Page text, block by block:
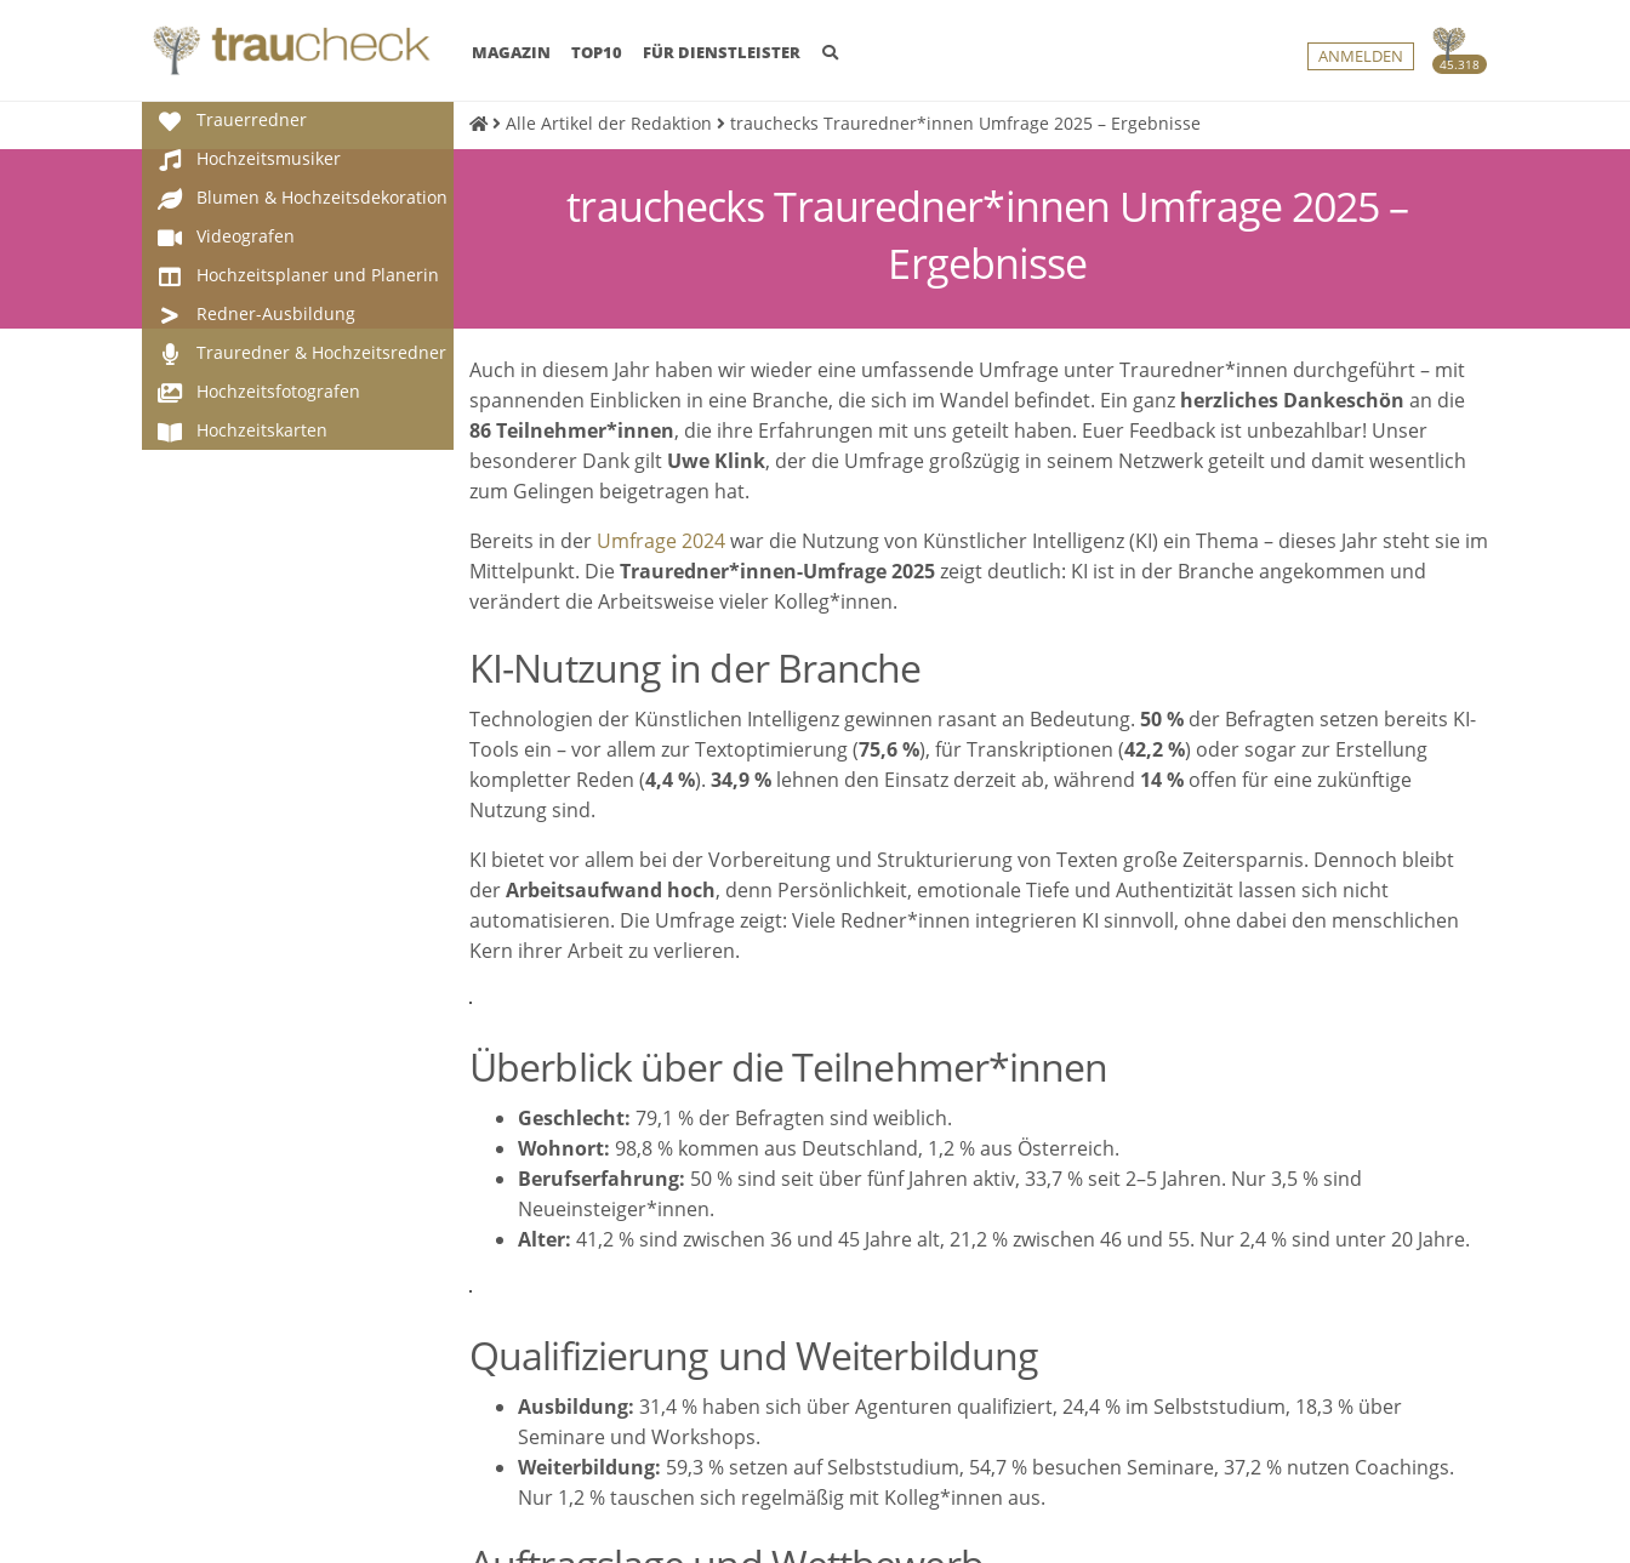
45.318
MAGAZIN (CURRENT)
TOP10 FÜR DIENSTLEISTER ANMELDEN
Trauerredner
Hochzeitsmusiker
Blumen & Hochzeitsdekoration
Videografen
Hochzeitsplaner und Planerin
Redner-Ausbildung
Trauredner & Hochzeitsredner
Hochzeitsfotografen
Hochzeitskarten
Alle Artikel der Redaktion trauchecks Trauredner*innen Umfrage 2025 – Ergebnisse
trauchecks Trauredner*innen Umfrage 2025 –
Ergebnisse
Auch in diesem Jahr haben wir wieder eine umfassende Umfrage unter Trauredner*innen durchgeführt – mit
spannenden Einblicken in eine Branche, die sich im Wandel befindet. Ein ganz herzliches Dankeschön an die
86 Teilnehmer*innen, die ihre Erfahrungen mit uns geteilt haben. Euer Feedback ist unbezahlbar! Unser
besonderer Dank gilt Uwe Klink, der die Umfrage großzügig in seinem Netzwerk geteilt und damit wesentlich
zum Gelingen beigetragen hat.
Bereits in der Umfrage 2024war die Nutzung von Künstlicher Intelligenz (KI) ein Thema – dieses Jahr steht sie im
Mittelpunkt. DieTrauredner*innen-Umfrage 2025zeigt deutlich: KI ist in der Branche angekommen und
verändert die Arbeitsweise vieler Kolleg*innen.
KI-Nutzung in der Branche
Technologien der Künstlichen Intelligenz gewinnen rasant an Bedeutung. 50 % der Befragten setzen bereits KI-
Tools ein – vor allem zur Textoptimierung (75,6 %), für Transkriptionen (42,2 %) oder sogar zur Erstellung
kompletter Reden (4,4 %). 34,9 % lehnen den Einsatz derzeit ab, während 14 % offen für eine zukünftige
Nutzung sind.
KI bietet vor allem bei der Vorbereitung und Strukturierung von Texten große Zeitersparnis. Dennoch bleibt
derArbeitsaufwand hoch, denn Persönlichkeit, emotionale Tiefe und Authentizität lassen sich nicht
automatisieren. Die Umfrage zeigt: Viele Redner*innen integrieren KI sinnvoll, ohne dabei den menschlichen
Kern ihrer Arbeit zu verlieren.
Überblick über die Teilnehmer*innen
Geschlecht: 79,1 % der Befragten sind weiblich.
Wohnort: 98,8 % kommen aus Deutschland, 1,2 % aus Österreich.
Berufserfahrung: 50 % sind seit über fünf Jahren aktiv, 33,7 % seit 2–5 Jahren. Nur 3,5 % sind
Neueinsteiger*innen.
Alter: 41,2 % sind zwischen 36 und 45 Jahre alt, 21,2 % zwischen 46 und 55. Nur 2,4 % sind unter 20 Jahre.
Qualifizierung und Weiterbildung
Ausbildung: 31,4 % haben sich über Agenturen qualifiziert, 24,4 % im Selbststudium, 18,3 % über
Seminare und Workshops.
Weiterbildung: 59,3 % setzen auf Selbststudium, 54,7 % besuchen Seminare, 37,2 % nutzen Coachings.
Nur 1,2 % tauschen sich regelmäßig mit Kolleg*innen aus.